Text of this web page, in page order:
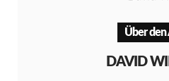
Über den
DAVID